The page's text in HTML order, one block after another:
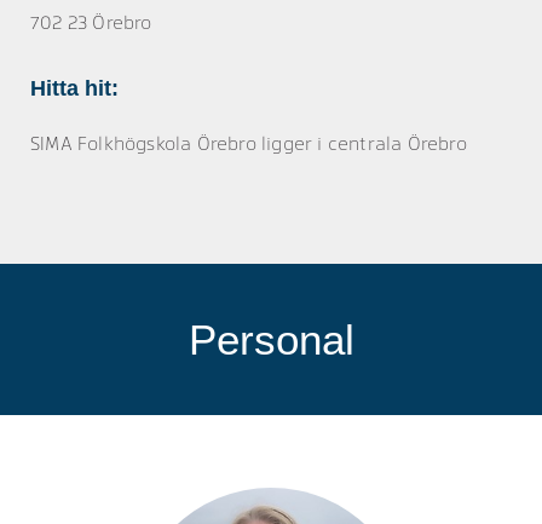
702 23 Örebro
Hitta hit:
SIMA Folkhögskola Örebro ligger i centrala Örebro
Personal